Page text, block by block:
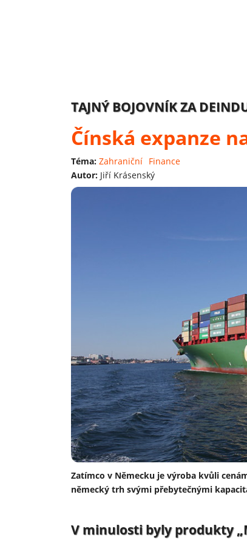
TAJNÝ BOJOVNÍK ZA
Čínská expanze
Téma: Zahraniční Finance
Autor: Jiří Krásenský
Zatímco v Německu je výroba kvůli
německý trh svými přebytečnými
V minulosti byly produkty